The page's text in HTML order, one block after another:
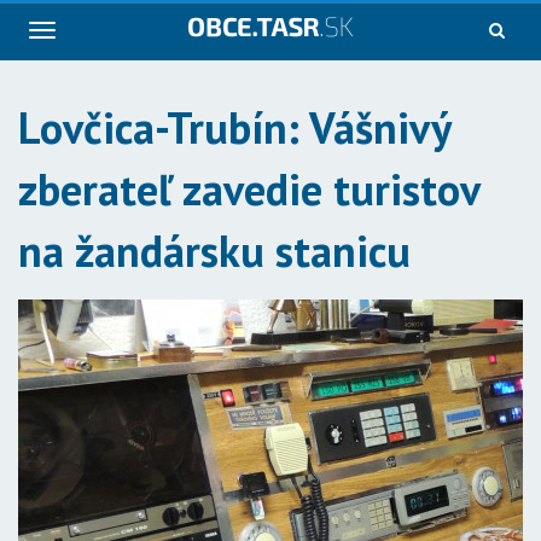
Navigácia
Lovčica-Trubín: Vášnivý
zberateľ zavedie turistov
na žandársku stanicu